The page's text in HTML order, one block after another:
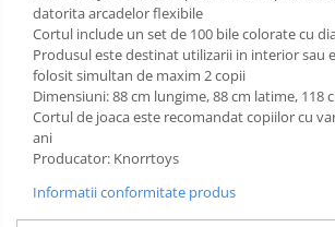
datorita arcadelor flexibile
Cortul include un set de 100 bile colorate cu
Produsul este destinat utilizarii in interior sau
folosit simultan de maxim 2 copii
Dimensiuni: 88 cm lungime, 88 cm latime, 118
Cortul de joaca este recomandat copiilor cu
ani
Producator: Knorrtoys
Informatii conformitate produs